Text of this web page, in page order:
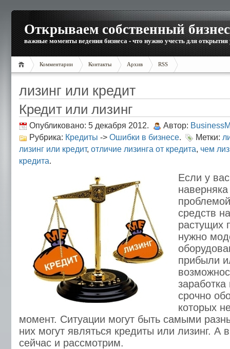
Открываем собственный бизнес
важные моменты ведения бизнеса - что нужно учесть для открытия
Комментарии Контакты Архив RSS
лизинг или кредит
Кредит или лизинг
Опубликовано: 5 декабря 2012. Автор:
Рубрика: Кредиты -> Ошибки в бизнесе. Метки:
лизинг или кредит, отличие лизинга от кредита, чем
кредита.
Если у
средств
растущих
нужно
прибыли
срочно
которых
момент. Ситуации могут быть самыми
них могут являться кредиты или лизинг. А
сейчас и рассмотрим.